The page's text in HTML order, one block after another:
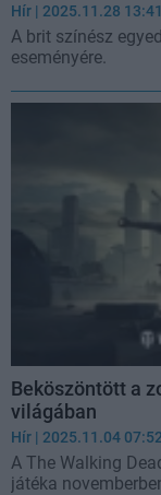
Hír | 2025.11.28 13:41
A brit színész
eseményére.
Beköszöntött a
világában
Hír | 2025.11.04 07:52
A The Walking
játéka